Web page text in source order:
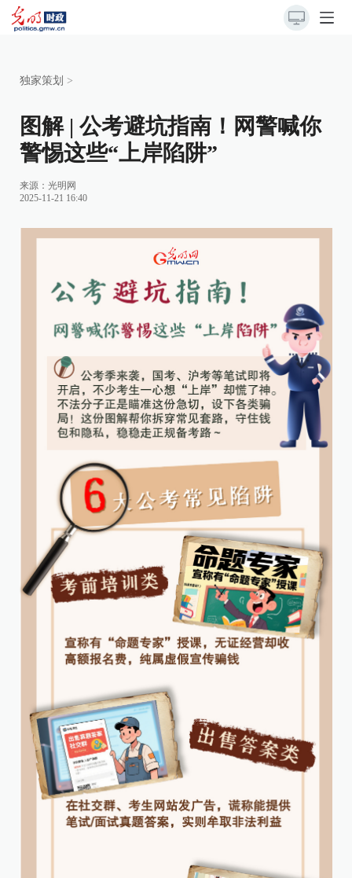
独家策划 >
图解 | 公考避坑指南！网警喊你
警惕这些“上岸陷阱”
来源： 光明网
2025-11-21 16:40